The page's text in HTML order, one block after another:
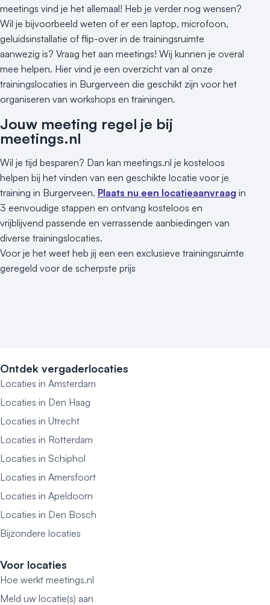
meetings vind je het allemaal! Heb je verder nog wensen?
Wil je bijvoorbeeld weten of er een laptop, microfoon,
geluidsinstallatie of flip-over in de trainingsruimte
aanwezig is? Vraag het aan meetings! Wij kunnen je overal
mee helpen. Hier vind je een overzicht van al onze
trainingslocaties in Burgerveen die geschikt zijn voor het
organiseren van workshops en trainingen.
Jouw meeting regel je bij
meetings.nl
Wil je tijd besparen? Dan kan meetings.nl je kosteloos
helpen bij het vinden van een geschikte locatie voor je
training in Burgerveen. Plaats nu een locatieaanvraag in
3 eenvoudige stappen en ontvang kosteloos en
vrijblijvend passende en verrassende aanbiedingen van
diverse trainingslocaties.
Voor je het weet heb jij een een exclusieve trainingsruimte
geregeld voor de scherpste prijs
Ontdek vergaderlocaties
Locaties in Amsterdam
Locaties in Den Haag
Locaties in Utrecht
Locaties in Rotterdam
Locaties in Schiphol
Locaties in Amersfoort
Locaties in Apeldoorn
Locaties in Den Bosch
Bijzondere locaties
Voor locaties
Hoe werkt meetings.nl
Meld uw locatie(s) aan